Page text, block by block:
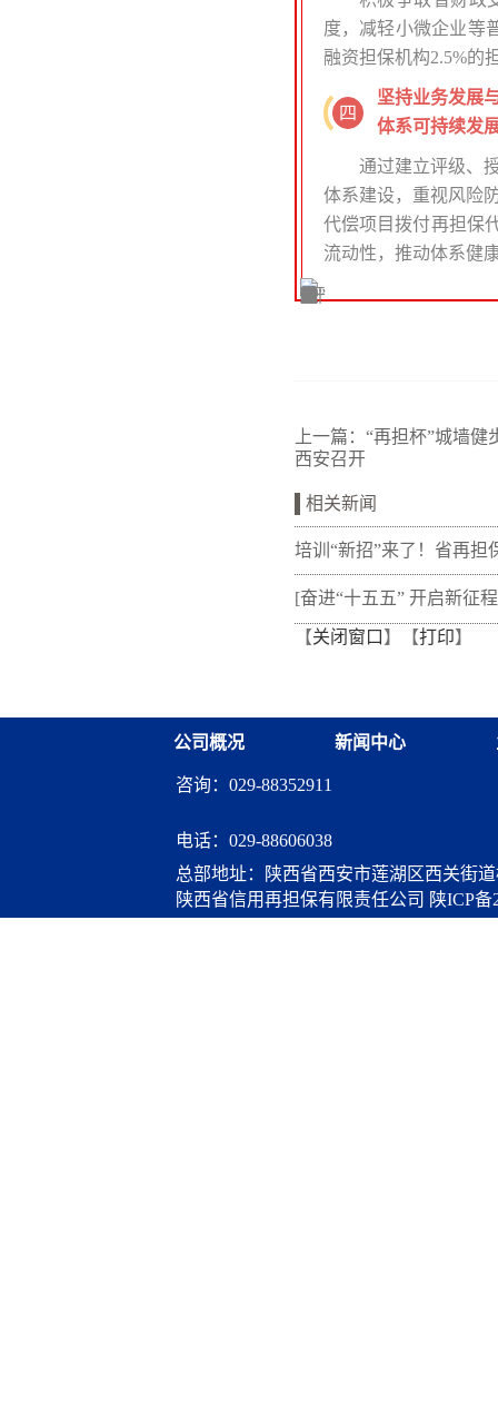
度，减轻小微企业等
融资担保机构2.5%的
四
坚持业务发展
体系可持续发
通过建立评级、
体系建设，重视风险
代偿项目拨付再担保
流动性，推动体系健
上一篇： “再担杯”城墙健
西安召开
相关新闻
培训“新招”来了！省再担
新"以审代训"， 让政策学
从"听"变"练"
[奋进“十五五” 开启新征
融资担保体系这样做](十
【关闭窗口 】【打印】
公司概况 新闻中心
咨询：029-88352911
电话： 029-88606038
陕西省信用再担保有限责任公司 陕ICP备
总部地址：陕西省西安市莲湖区西关街